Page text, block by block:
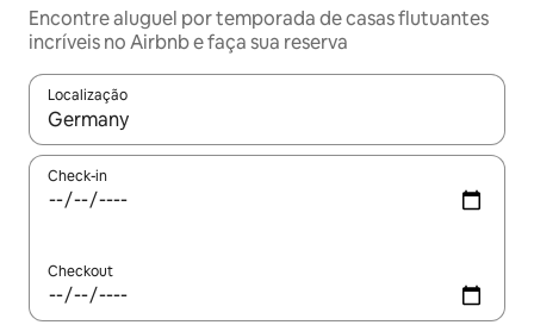
Encontre aluguel por temporada de casas flutuantes
incríveis no Airbnb e faça sua reserva
Localização
Quando os resultados estiverem disponíveis, explore-os
Check-in
Checkout